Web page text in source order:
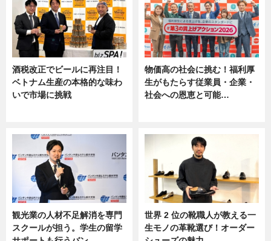
酒税改正でビールに再注目！
ベトナム生産の本格的な味わ
いで市場に挑戦
物価高の社会に挑む！福利厚
生がもたらす従業員・企業・
社会への恩恵と可能…
観光業の人材不足解消を専門
スクールが担う。学生の留学
世界 2 位の靴職人が教える一
生モノの革靴選び！オーダー